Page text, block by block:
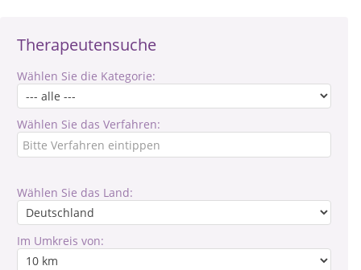
Therapeutensuche
Wählen Sie die Kategorie:
Wählen Sie das Verfahren:
Wählen Sie das Land:
Im Umkreis von: